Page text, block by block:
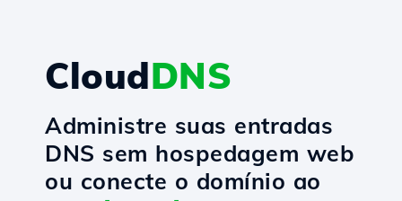
CloudDNS
Administre suas entradas
DNS sem hospedagem web
ou conecte o domínio ao